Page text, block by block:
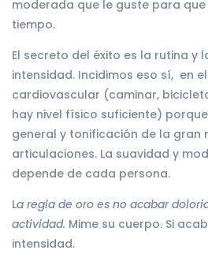
moderada que le guste para
tiempo.
El secreto del éxito es la rutina y
intensidad. Incidimos eso sí, en
cardiovascular (caminar,
hay nivel físico suficiente)
general y tonificación de la gran
articulaciones. La suavidad y
depende de cada persona.
La regla de oro es no acabar
actividad. Mime su cuerpo. Si
intensidad.